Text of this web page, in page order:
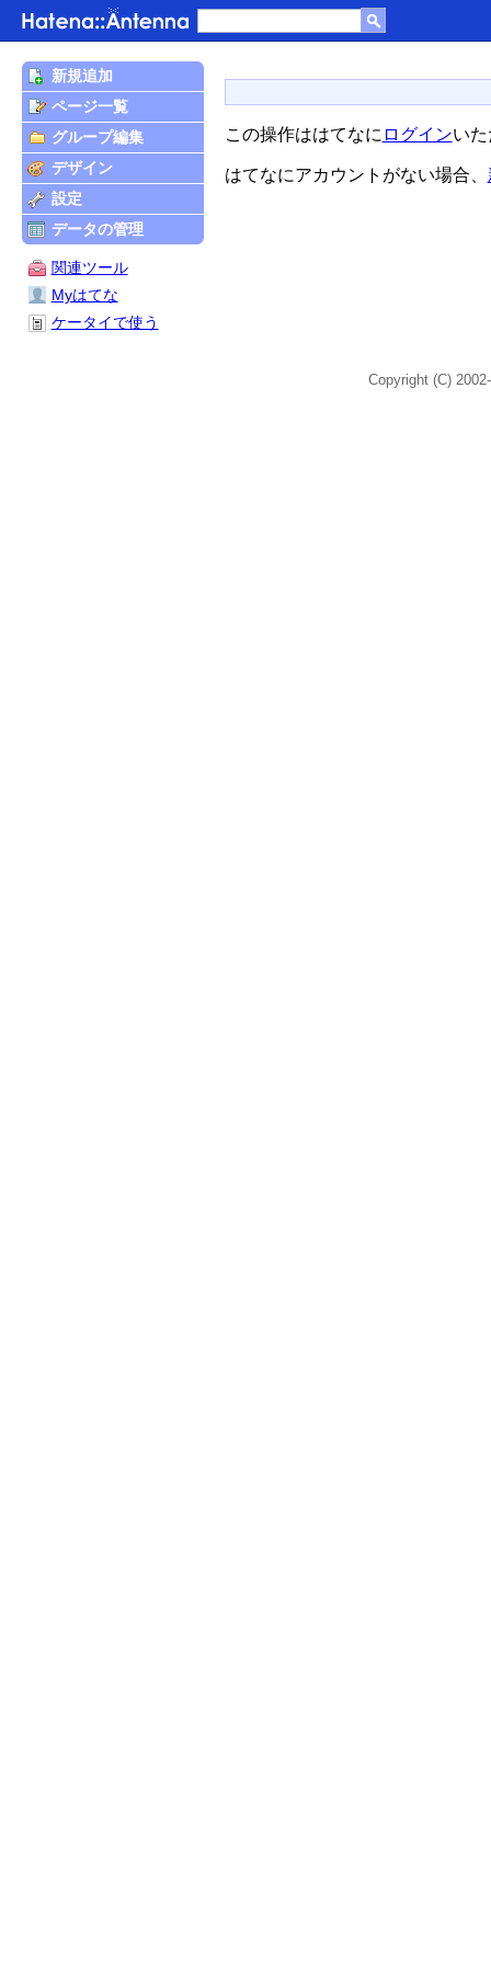
この操作ははてなに ログインい
はてなにアカウントがない場合、
新規追加
ページ一覧
グループ編集
デザイン
設定
データの管理
関連ツール
Myはてな
ケータイで使う
Copyright (C)